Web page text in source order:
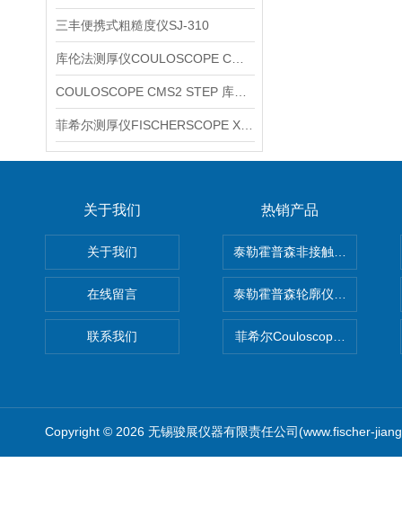
三丰便携式粗糙度仪SJ-310
关于我们
关于我们
在线留言
联系我们
热销产品
泰勒霍普森非接触式轮廓仪
泰勒霍普森轮廓仪|TAYLOR
菲希尔Couloscope CMS2电
Copyright © 2026 无锡骏展仪器有限责任公司(www.fischer-